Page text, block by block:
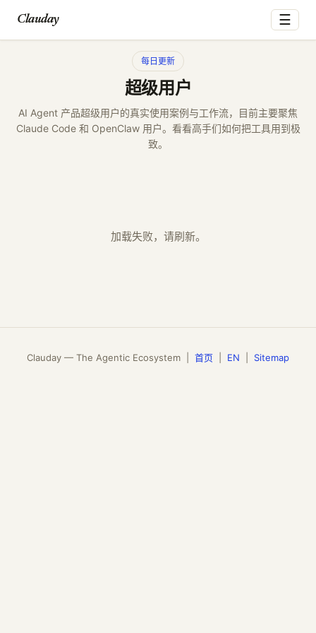
Clauday ☰
每日更新
超级用户
AI Agent 产品超级用户的真实使用案例与工作流，目前主要聚焦
Claude Code 和 OpenClaw 用户。看看高手们如何把工具用到极
致。
加载失败，请刷新。
Clauday — The Agentic Ecosystem | 首页 EN Sitemap